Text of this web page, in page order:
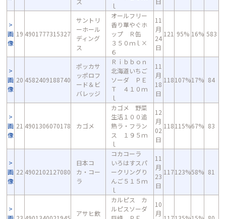
ｌ
画
像
19 4901777315327
サントリ
ーホール
ディング
ス
オールフリー
香り華やぐホ
ップ Ｒ缶
３５０ｍｌ×
６
11
月
24
日
121 95% 16% 583
画
像
20 4582409188740
ポッカサ
ッポロフ
ード＆ビ
バレッジ
Ｒｉｂｂｏｎ
北海道いちご
ソーダ ＰＥ
Ｔ ４１０ｍ
ｌ
11
月
18
日
118107%17% 84
画
像
21 4901306070178 カゴメ
カゴメ 野菜
生活１００追
熟ラ・フラン
ス １９５ｍ
ｌ
12
月
02
日
118115%67% 83
画
像
22 4902102127080
日本コ
カ・コー
ラ
コカコーラ
いろはすスパ
ークリングり
んご５１５ｍ
ｌ
11
月
23
日
117123%58% 81
アサヒ飲
カルピス カ
ルピスソーダ
10
月